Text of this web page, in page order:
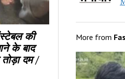
की
के बाद
दम /
More from